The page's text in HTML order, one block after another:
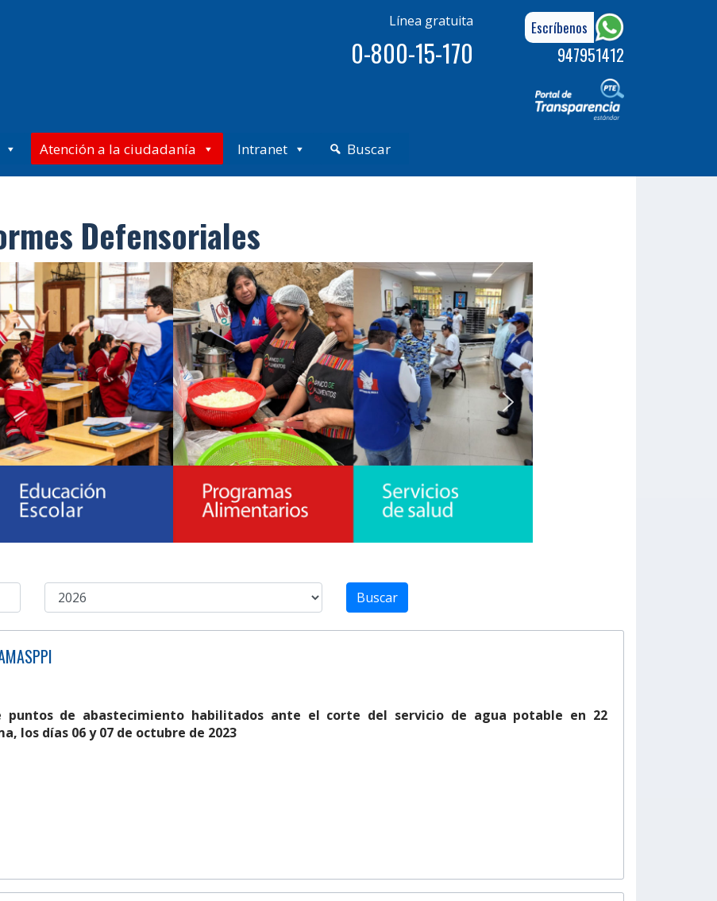
Línea gratuita
0-800-15-170
Escríbenos
947951412
Atención a la ciudadanía Intranet Buscar
Defensoriales
puntos de abastecimiento habilitados ante el corte del servicio de agua potable en 22
los días 06 y 07 de octubre de 2023